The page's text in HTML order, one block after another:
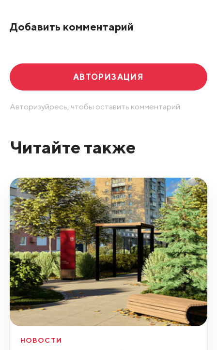
Добавить комментарий
АВТОРИЗАЦИЯ
Авторизуйресь, чтобы оставить комментарий.
Читайте также
НОВОСТИ